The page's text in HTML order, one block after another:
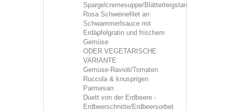
Spargelcremesuppe/Blätterteigstangerl
Rosa Schweinefilet an
Schwammerlsauce mit
Erdäpfelgratin und frischem
Gemüse
ODER VEGETARISCHE
VARIANTE
Gemüse-Ravioli/Tomaten
Ruccola & knusprigen
Parmesan
Duett von der Erdbeere -
Erdbeerschnitte/Erdbeersorbet